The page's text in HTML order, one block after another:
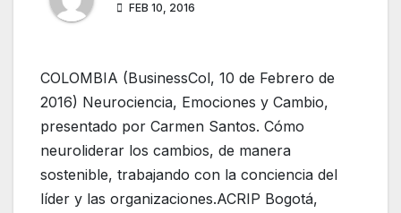
FEB 10, 2016
COLOMBIA (BusinessCol, 10 de Febrero de
2016) Neurociencia, Emociones y Cambio,
presentado por Carmen Santos. Cómo
neuroliderar los cambios, de manera
sostenible, trabajando con la conciencia del
líder y las organizaciones.ACRIP Bogotá,